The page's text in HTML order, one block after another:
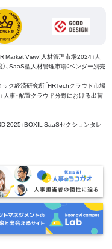
View：人材管理市場2024」人
、SaaS型人材管理市場：ベンダー別売
ク経済研究所「HRTechクラウド市場
人事・配置クラウド分野における出荷
2025」BOXIL SaaSセクションタレ